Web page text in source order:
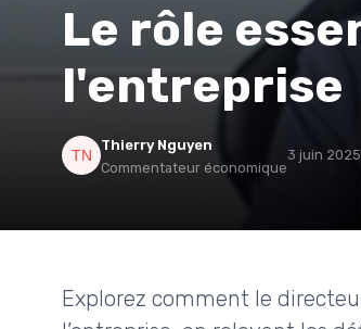
Le rôle
l'entreprise
Thierry Nguyen
Commentateur économique
3 juin 2025
Explorez comment le